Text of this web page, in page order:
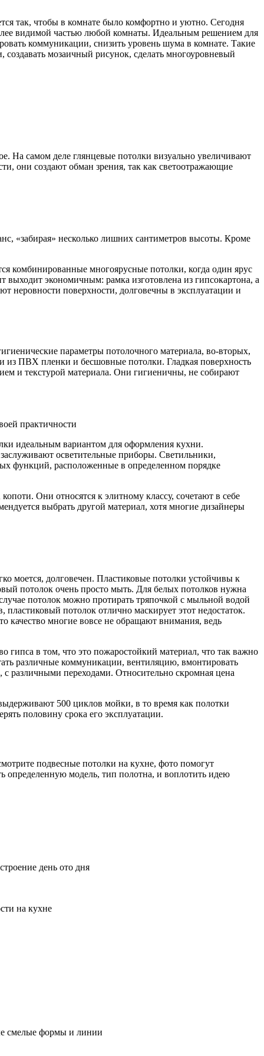
так, чтобы в комнате было комфортно и уютно. Сегодня
видимой частью любой комнаты. Идеальным решением для
коммуникации, снизить уровень шума в комнате. Такие
мозаичный рисунок, сделать многоуровневый
На самом деле глянцевые потолки визуально увеличивают
они создают обман зрения, так как светоотражающие
«забирая» несколько лишних сантиметров высоты. Кроме
комбинированные многоярусные потолки, когда один ярус
экономичным: рамка изготовлена из гипсокартона, а
неровности поверхности, долговечны в эксплуатации и
параметры потолочного материала, во-вторых,
из ПВХ пленки и бесшовные потолки. Гладкая поверхность
и текстурой материала. Они гигиеничны, не собирают
практичности
идеальным вариантом для оформления кухни.
осветительные приборы. Светильники,
функций, расположенные в определенном порядке
Они относятся к элитному классу, сочетают в себе
выбрать другой материал, хотя многие дизайнеры
моется, долговечен. Пластиковые потолки устойчивы к
потолок очень просто мыть. Для белых потолков нужна
потолок можно протирать тряпочкой с мыльной водой
потолок отлично маскирует этот недостаток.
качество многие вовсе не обращают внимания, ведь
гипса в том, что это пожаростойкий материал, что так важно
различные коммуникации, вентиляцию, вмонтировать
различными переходами. Относительно скромная цена
500 циклов мойки, в то время как полотки
половину срока его эксплуатации.
подвесные потолки на кухне, фото помогут
определенную модель, тип полотна, и воплотить идею
день ото дня
на кухне
смелые формы и линии